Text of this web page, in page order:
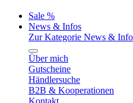
Sale %
News & Infos
Zur Kategorie News &
Über mich
Gutscheine
Händlersuche
B2B & Kooperationen
Kontakt